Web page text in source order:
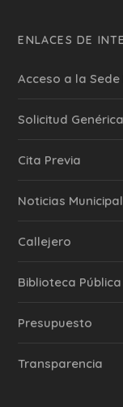
ENLACES DE
Acceso a la
Solicitud Genérica
Cita Previa
‎Noticias
Callejero
Biblioteca Pública
Presupuesto
Transparencia